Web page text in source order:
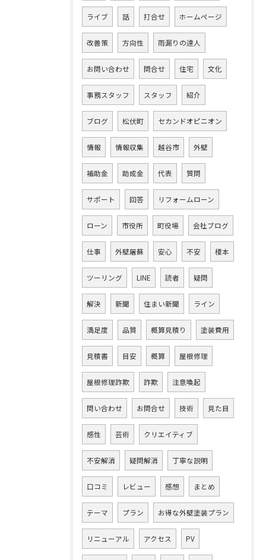
ライブ 話 打合せ ホームページ
改善策 方向性 雨漏りの達人
お問い合わせ 問合せ 住宅 文化
事務スタッフ スタッフ 紹介
ブログ 松伏町 セカンドオピニオン
情報 情報収集 越谷市 外壁
補助金 助成金 代表 質問
サポート 回答 リフォームローン
ローン 市役所 町役場 会社ブログ
仕事 外壁屠蘇 安心 不安 榎本
ツーリング LINE 読者 疑問
解決 新聞 住まい新聞 ライン
満足度 品質 概算見積り 塗装費用
見積書 目安 概算 屋根修理
屋根修理詐欺 詐欺 注意喚起
問い合わせ お問合せ 技術 見た目
感性 芸術 クリエイティブ
不安解消 疑問解消 丁寧な説明
口コミ レビュー 感想 まとめ
テーマ プラン お得な外壁塗装プラン
リニューアル アクセス PV